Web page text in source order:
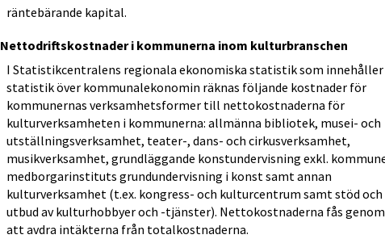
räntebärande kapital.
Nettodriftskostnader i kommunerna inom kulturbranschen
I Statistikcentralens regionala ekonomiska statistik som innehåller
statistik över kommunalekonomin räknas följande kostnader för
kommunernas verksamhetsformer till nettokostnaderna för
kulturverksamheten i kommunerna: allmänna bibliotek, musei- och
utställningsverksamhet, teater-, dans- och cirkusverksamhet,
musikverksamhet, grundläggande konstundervisning exkl.
medborgarinstituts grundundervisning i konst samt annan
kulturverksamhet (t.ex. kongress- och kulturcentrum samt stöd och
utbud av kulturhobbyer och -tjänster). Nettokostnaderna fås genom
att avdra intäkterna från totalkostnaderna.